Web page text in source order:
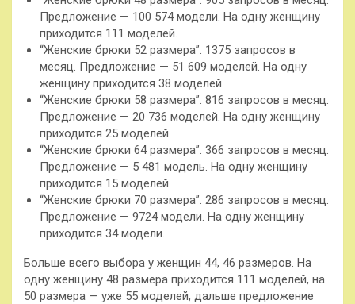
Предложение — 100 574 модели. На одну женщину
приходится 111 моделей.
“Женские брюки 52 размера”. 1375 запросов в
месяц. Предложение — 51 609 моделей. На одну
женщину приходится 38 моделей.
“Женские брюки 58 размера”. 816 запросов в месяц.
Предложение — 20 736 моделей. На одну женщину
приходится 25 моделей.
“Женские брюки 64 размера”. 366 запросов в месяц.
Предложение — 5 481 модель. На одну женщину
приходится 15 моделей.
“Женские брюки 70 размера”. 286 запросов в месяц.
Предложение — 9724 модели. На одну женщину
приходится 34 модели.
Больше всего выбора у женщин 44, 46 размеров. На
одну женщину 48 размера приходится 111 моделей, на
50 размера — уже 55 моделей, дальше предложение